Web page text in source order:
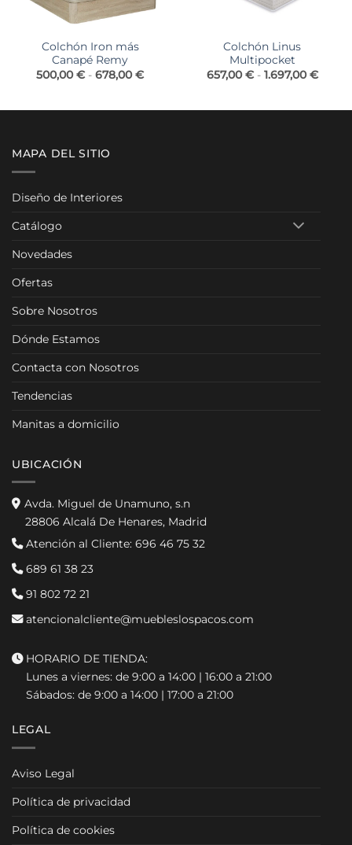
Colchón Iron más
Canapé Remy
500,00€ - 678,00€Rango
Colchón Linus
Multipocket
657,00€ - 1.697,00€
MAPA DEL SITIO
Diseño de Interiores
Catálogo
Novedades
Ofertas
Sobre Nosotros
Dónde Estamos
Contacta con Nosotros
Tendencias
Manitas a domicilio
UBICACIÓN
Avda. Miguel de Unamuno, s.n
28806 Alcalá De Henares, Madrid
Atención al Cliente: 696 46 75 32
689 61 38 23
91 802 72 21
atencionalcliente@muebleslospacos.com
HORARIO DE TIENDA:
Lunes a viernes: de 9:00 a 14:00 | 16:00 a 21:00
Sábados: de 9:00 a 14:00 | 17:00 a 21:00
LEGAL
Aviso Legal
Política de privacidad
Política de cookies